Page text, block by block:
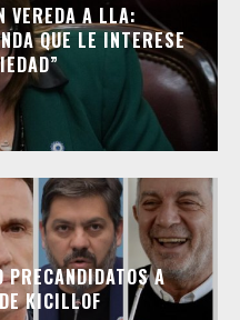
VEREDA A LLA:
QUE LE INTERESE
PRECANDIDATOS A
KICILLOF